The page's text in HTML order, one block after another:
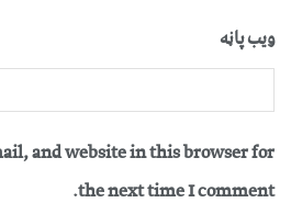
ویب پاڼه
and website in this browser for
the next time I comment.